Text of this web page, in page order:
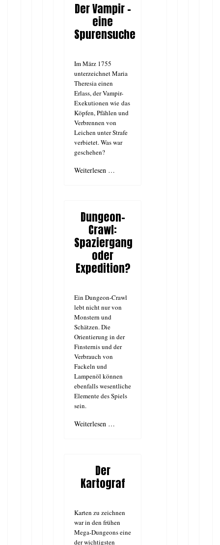
Der Vampir -
eine
Spurensuche
Im März 1755
unterzeichnet Maria
Theresia einen
Erlass, der Vampir-
Exekutionen wie das
Köpfen, Pfählen und
Verbrennen von
Leichen unter Strafe
verbietet. Was war
geschehen?
Weiterlesen …
Dungeon-
Crawl:
Spaziergang
oder
Expedition?
Ein Dungeon-Crawl
lebt nicht nur von
Monstern und
Schätzen. Die
Orientierung in der
Finsternis und der
Verbrauch von
Fackeln und
Lampenöl können
ebenfalls wesentliche
Elemente des Spiels
sein.
Weiterlesen …
Der
Kartograf
Karten zu zeichnen
war in den frühen
Mega-Dungeons eine
der wichtigsten